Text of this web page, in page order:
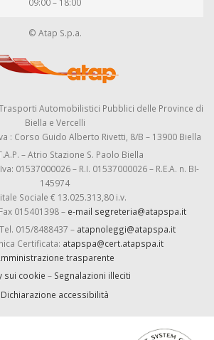
© Atap S.p.a.
Automobilistici Pubblici delle Province di
Biella e Vercelli
: Corso Guido Alberto Rivetti, 8/B – 13900 Biella
– Atrio Stazione S. Paolo Biella
01537000026 – R.I. 01537000026 – R.E.A. n. BI-
145974
Sociale € 13.025.313,80 i.v.
015401398 – e-mail segreteria@atapspa.it
015/8488437 – atapnoleggi@atapspa.it
Certificata: atapspa@cert.atapspa.it
trasparente
sui cookie – Segnalazioni illeciti
Dichiarazione accessibilità